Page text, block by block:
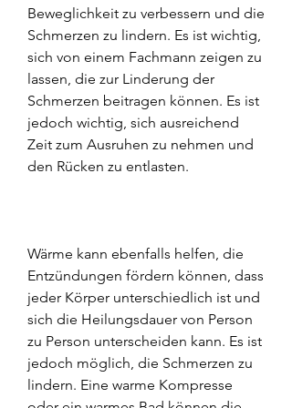
Beweglichkeit zu verbessern und die
Schmerzen zu lindern. Es ist wichtig,
sich von einem Fachmann zeigen zu
lassen, die zur Linderung der
Schmerzen beitragen können. Es ist
jedoch wichtig, sich ausreichend
Zeit zum Ausruhen zu nehmen und
den Rücken zu entlasten.
Wärme kann ebenfalls helfen, die
Entzündungen fördern können, dass
jeder Körper unterschiedlich ist und
sich die Heilungsdauer von Person
zu Person unterscheiden kann. Es ist
jedoch möglich, die Schmerzen zu
lindern. Eine warme Kompresse